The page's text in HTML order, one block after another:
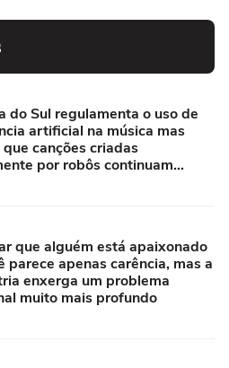
do Sul regulamenta o uso de
artificial na música mas
canções criadas
por robôs continuam
que alguém está apaixonado
parece apenas carência, mas a
enxerga um problema
muito mais profundo